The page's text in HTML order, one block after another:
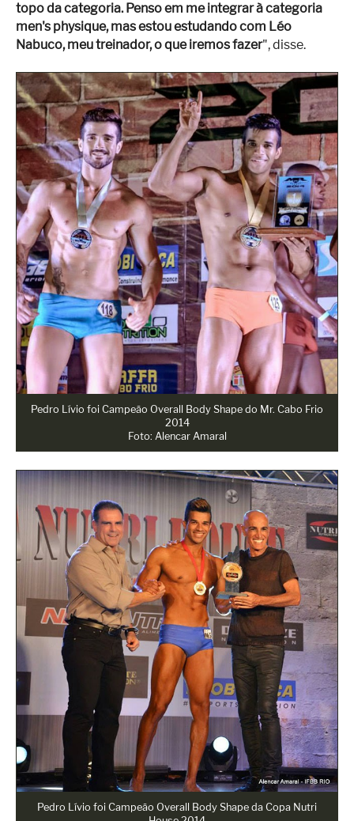
topo da categoria. Penso em me integrar à categoria
men's physique, mas estou estudando com Léo
Nabuco, meu treinador, o que iremos fazer", disse.
Pedro Lívio foi Campeão Overall Body Shape do Mr. Cabo Frio
2014
Foto: Alencar Amaral
Pedro Lívio foi Campeão Overall Body Shape da Copa Nutri